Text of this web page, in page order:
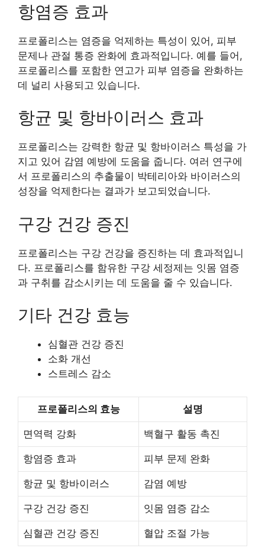
항염증 효과
프로폴리스는 염증을 억제하는 특성이 있어, 피부
문제나 관절 통증 완화에 효과적입니다. 예를 들어,
프로폴리스를 포함한 연고가 피부 염증을 완화하는
데 널리 사용되고 있습니다.
항균 및 항바이러스 효과
프로폴리스는 강력한 항균 및 항바이러스 특성을 가
지고 있어 감염 예방에 도움을 줍니다. 여러 연구에
서 프로폴리스의 추출물이 박테리아와 바이러스의
성장을 억제한다는 결과가 보고되었습니다.
구강 건강 증진
프로폴리스는 구강 건강을 증진하는 데 효과적입니
다. 프로폴리스를 함유한 구강 세정제는 잇몸 염증
과 구취를 감소시키는 데 도움을 줄 수 있습니다.
기타 건강 효능
심혈관 건강 증진
소화 개선
스트레스 감소
프로폴리스의 효능 설명
면역력 강화 백혈구 활동 촉진
항염증 효과 피부 문제 완화
항균 및 항바이러스 감염 예방
구강 건강 증진 잇몸 염증 감소
심혈관 건강 증진 혈압 조절 가능